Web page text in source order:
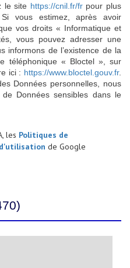
le site https://cnil.fr/frpour plus
vous estimez, après avoir
vos droits « Informatique et
vous pouvez adresser une
informons de l’existence de la
téléphonique « Bloctel », sur
ici : https://www.bloctel.gouv.fr.
Données personnelles, nous
Données sensibles dans le
les Politiques de
de Google